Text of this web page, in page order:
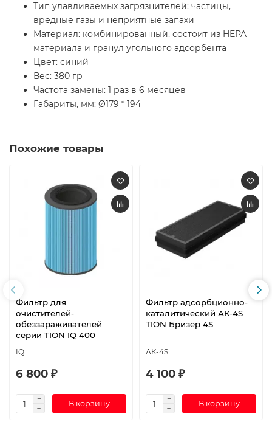
Тип улавливаемых загрязнителей: частицы,
вредные газы и неприятные запахи
Материал: комбинированный, состоит из HEPA
материала и гранул угольного адсорбента
Цвет: синий
Вес: 380 гр
Частота замены: 1 раз в 6 месяцев
Габариты, мм: Ø179 * 194
Похожие товары
Фильтр для
очистителей-
обеззараживателей
серии TION IQ 400
IQ
6 800 ₽
В корзину
Фильтр адсорбционно-
каталитический АК-4S
TION Бризер 4S
АК-4S
4 100 ₽
В корзину